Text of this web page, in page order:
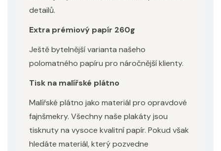
detailů.
Extra prémiový papír 260g
Ještě bytelnější varianta našeho
polomatného papíru pro náročnější klienty.
Tisk na malířské plátno
Malířské plátno jako materiál pro opravdové
fajnšmekry. Všechny naše plakáty jsou
tisknuty na vysoce kvalitní papír. Pokud však
hledáte materiál, který pozvedne